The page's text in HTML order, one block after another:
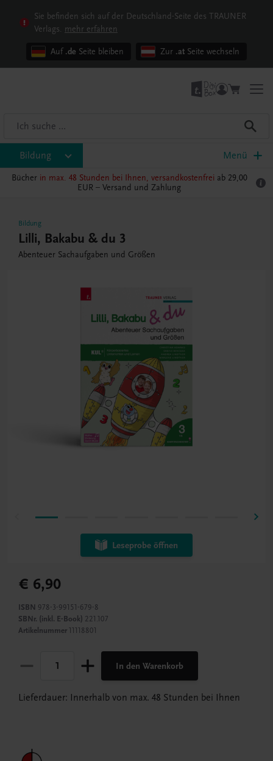
Sie befinden sich auf der Deutschland-Seite des TRAUNER
Verlags. mehr erfahren
Auf .de Seite bleiben Zur .at Seite wechseln
Bildung Menü
Bücher in max. 48 Stunden bei Ihnen, versandkostenfrei ab 29,00
EUR – Versand und Zahlung
Bildung
Lilli, Bakabu & du 3
Abenteuer Sachaufgaben und Größen
Leseprobe öffnen
€ 6,90
ISBN 978-3-99151-679-8
SBNr. (inkl. E-Book) 221.107
Artikelnummer 11118801
In den Warenkorb
Lieferdauer: Innerhalb von max. 48 Stunden bei Ihnen